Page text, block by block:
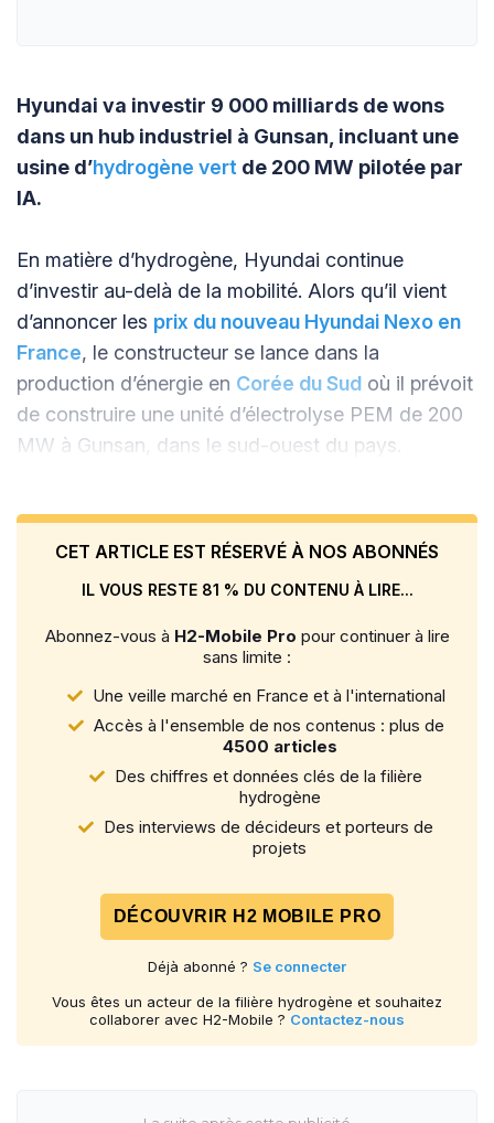
Hyundai va investir 9 000 milliards de wons
dans un hub industriel à Gunsan, incluant une
usine d’hydrogène vert de 200 MW pilotée par
IA.
En matière d’hydrogène, Hyundai continue
d’investir au-delà de la mobilité. Alors qu’il vient
d’annoncer les prix du nouveau Hyundai Nexo en
France, le constructeur se lance dans la
production d’énergie en Corée du Sud où il prévoit
de construire une unité d’électrolyse PEM de 200
MW à Gunsan, dans le sud-ouest du pays.
CET ARTICLE EST RÉSERVÉ À NOS ABONNÉS
IL VOUS RESTE 81 % DU CONTENU À LIRE...
Abonnez-vous à H2-Mobile Pro pour continuer à lire
sans limite :
Une veille marché en France et à l'international
Accès à l'ensemble de nos contenus : plus de
4500 articles
Des chiffres et données clés de la filière
hydrogène
Des interviews de décideurs et porteurs de
projets
DÉCOUVRIR H2 MOBILE PRO
Déjà abonné ? Se connecter
Vous êtes un acteur de la filière hydrogène et souhaitez
collaborer avec H2-Mobile ? Contactez-nous